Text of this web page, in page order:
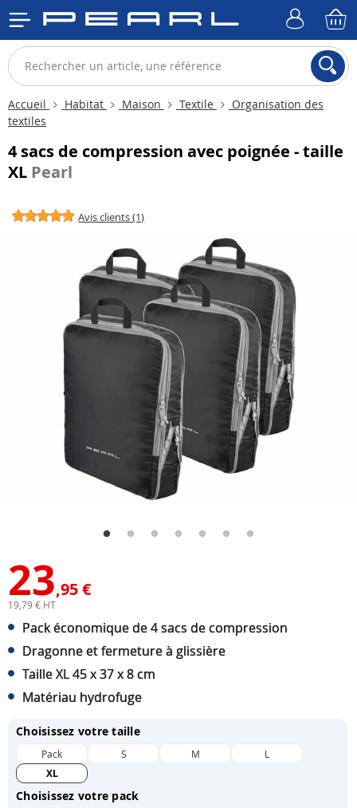
Accueil Habitat Maison Textile
Organisation des
textiles
4 sacs de compression avec poignée - taille
XL Pearl
Avis clients (1)
23,95 €
19,79 € HT
Pack économique de 4 sacs de compression
Dragonne et fermeture à glissière
Taille XL 45 x 37 x 8 cm
Matériau hydrofuge
Choisissez votre taille
Pack S M L
XL
Choisissez votre pack